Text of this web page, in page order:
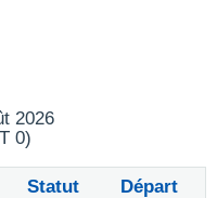
2026
0)
Statut Départ